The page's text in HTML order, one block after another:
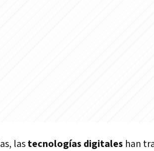
lastecnologías digitales han